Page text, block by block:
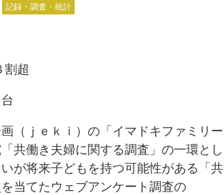
記録・調査・統計
割超
（ｊｅｋｉ）の「イマドキファミリー
共働き夫婦に関する調査」の一環とし
が将来子どもを持つ可能性がある「共
当てたウェブアンケート調査の